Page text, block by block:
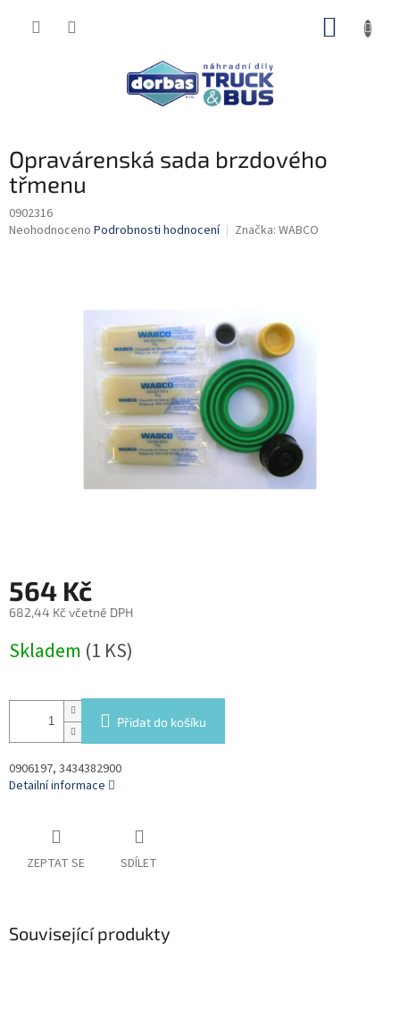
Opravárenská sada brzdového
třmenu
0902316
Průměrné
Neohodnoceno Podrobnosti hodnocení Značka: WABCO
564 Kč
682,44 Kč včetně DPH
cena:
Skladem (1 KS)
Přidat do košíku
0906197, 3434382900
Detailní informace
ZEPTAT SE SDÍLET
Související produkty